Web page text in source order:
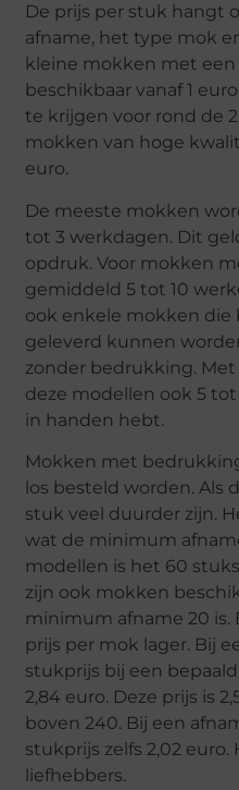
De prijs per stuk hangt
afname, het type mok
kleine mokken met
beschikbaar vanaf 1
te krijgen voor rond de
mokken van hoge
euro.
De meeste mokken
tot 3 werkdagen. Dit
opdruk. Voor mokken
gemiddeld 5 tot 10
ook enkele mokken die
geleverd kunnen
zonder bedrukking.
deze modellen ook 5
in handen hebt.
Mokken met
los besteld worden. Als
stuk veel duurder zijn.
wat de minimum
modellen is het 60
zijn ook mokken
minimum afname 20 is.
prijs per mok lager. Bij
stukprijs bij een
2,84 euro. Deze prijs is
boven 240. Bij een
stukprijs zelfs 2,02 euro.
liefhebbers.